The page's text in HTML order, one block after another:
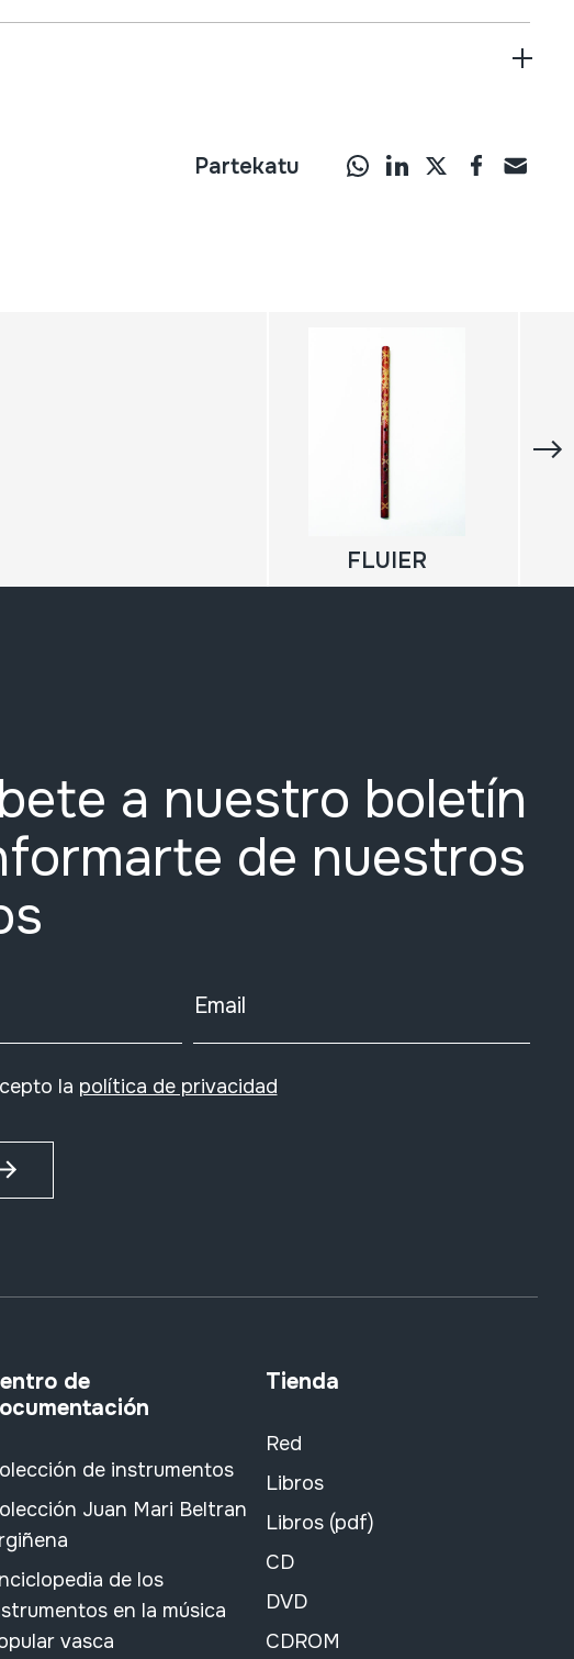
Partekatu
FLUIER
a nuestro boletín
de nuestros
Email
la política de privacidad
de
de instrumentos
Juan Mari Beltran
de los
en la música
vasca
Tienda
Red
Libros
Libros (pdf)
CD
DVD
CDROM